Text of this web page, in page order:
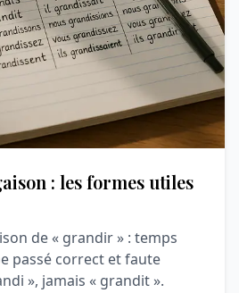
: les formes utiles
de « grandir » : temps
passé correct et faute
», jamais « grandit ».